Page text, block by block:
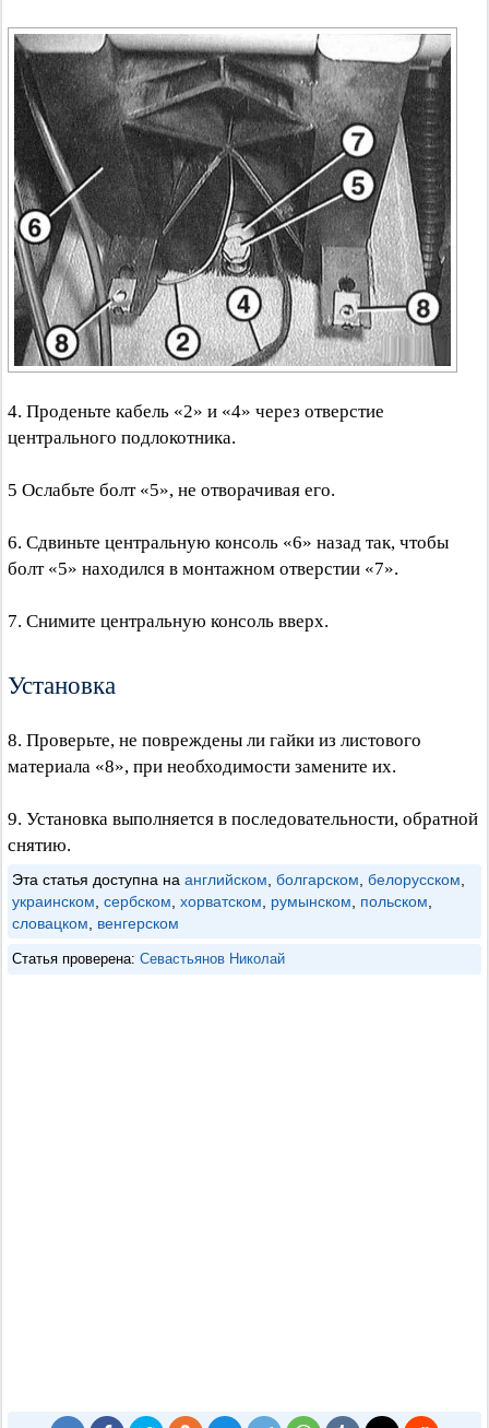
4. Проденьте кабель «2» и «4» через отверстие
центрального подлокотника.
5 Ослабьте болт «5», не отворачивая его.
6. Сдвиньте центральную консоль «6» назад так, чтобы
болт «5» находился в монтажном отверстии «7».
7. Снимите центральную консоль вверх.
Установка
8. Проверьте, не повреждены ли гайки из листового
материала «8», при необходимости замените их.
9. Установка выполняется в последовательности, обратной
снятию.
Эта статья доступна на английском болгарском белорусском
украинском сербском хорватском румынском польском
словацком
венгерском
Статья проверена: Севастьянов Николай